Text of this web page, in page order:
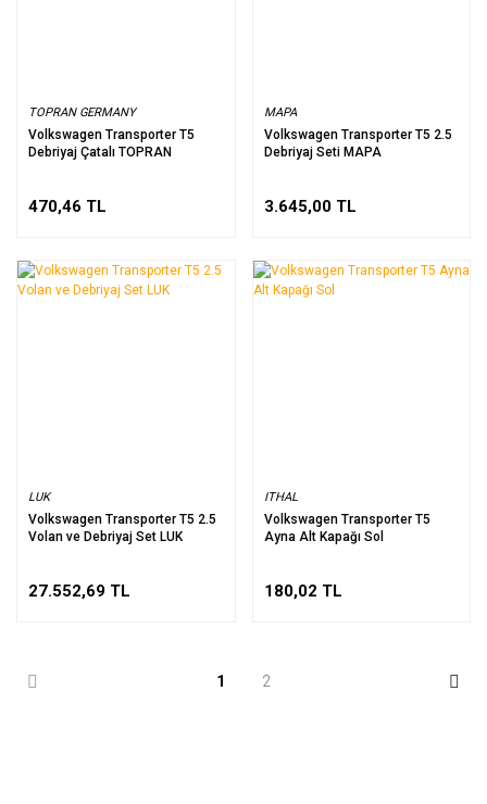
TOPRAN GERMANY
Volkswagen Transporter T5
Debriyaj Çatalı TOPRAN
470,46 TL
MAPA
Volkswagen Transporter T5 2.5
Debriyaj Seti MAPA
3.645,00 TL
LUK
Volkswagen Transporter T5 2.5
Volan ve Debriyaj Set LUK
27.552,69 TL
ITHAL
Volkswagen Transporter T5
Ayna Alt Kapağı Sol
180,02 TL
1 2